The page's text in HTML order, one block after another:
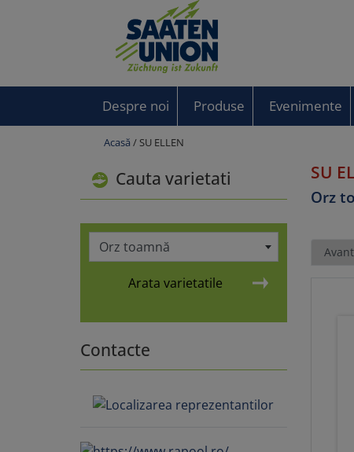
Despre noi Produse Evenimente
Acasă / SU ELLEN
Cauta varietati
Orz toamnă
Arata varietatile
Contacte
SU
Orz